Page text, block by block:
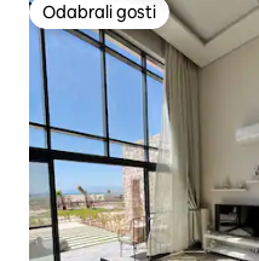
Odabrali gosti
Odabrali gosti